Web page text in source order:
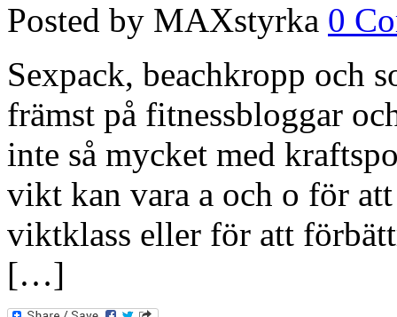
Posted by MAXstyrka 0
Sexpack, beachkropp och
främst på fitnessbloggar
inte så mycket med
vikt kan vara a och o för
viktklass eller för att
[…]